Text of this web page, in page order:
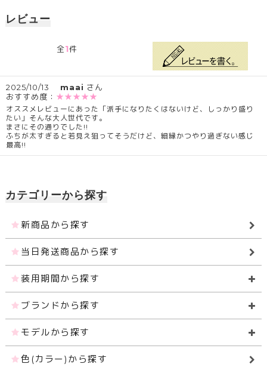
レビュー
全1件
2025/10/13 maai さん
おすすめ度： ★★★★★
オススメレビューにあった「派手になりたくはないけど、しっかり盛り
たい」そんな大人世代です。
まさにその通りでした!!
ふちが太すぎると若見え狙ってそうだけど、細縁かつやり過ぎない感じ
最高!!
カテゴリーから探す
新商品から探す
当日発送商品から探す
装用期間から探す
ブランドから探す
モデルから探す
色(カラー)から探す